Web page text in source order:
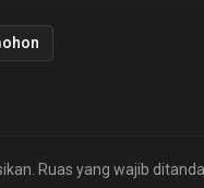
Ruas yang wajib